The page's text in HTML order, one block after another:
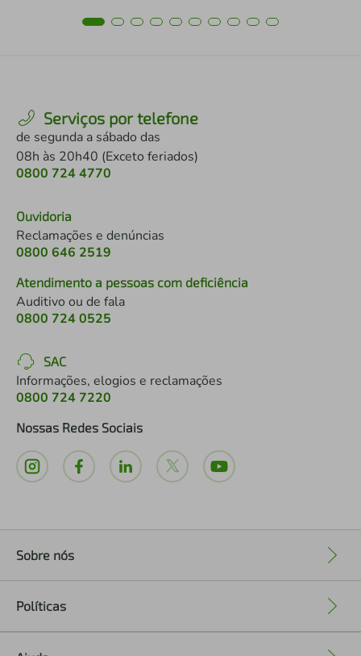
Serviços por telefone
de segunda a sábado das
08h às 20h40 (Exceto feriados)
0800 724 4770
Ouvidoria
Reclamações e denúncias
0800 646 2519
Atendimento a pessoas com deficiência
Auditivo ou de fala
0800 724 0525
SAC
Informações, elogios e reclamações
0800 724 7220
Nossas Redes Sociais
Sobre nós
Políticas